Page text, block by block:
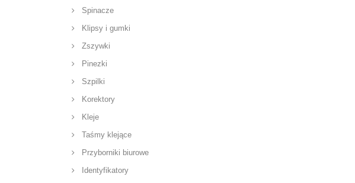
Spinacze
Klipsy i gumki
Zszywki
Pinezki
Szpilki
Korektory
Kleje
Taśmy klejące
Przyborniki biurowe
Identyfikatory